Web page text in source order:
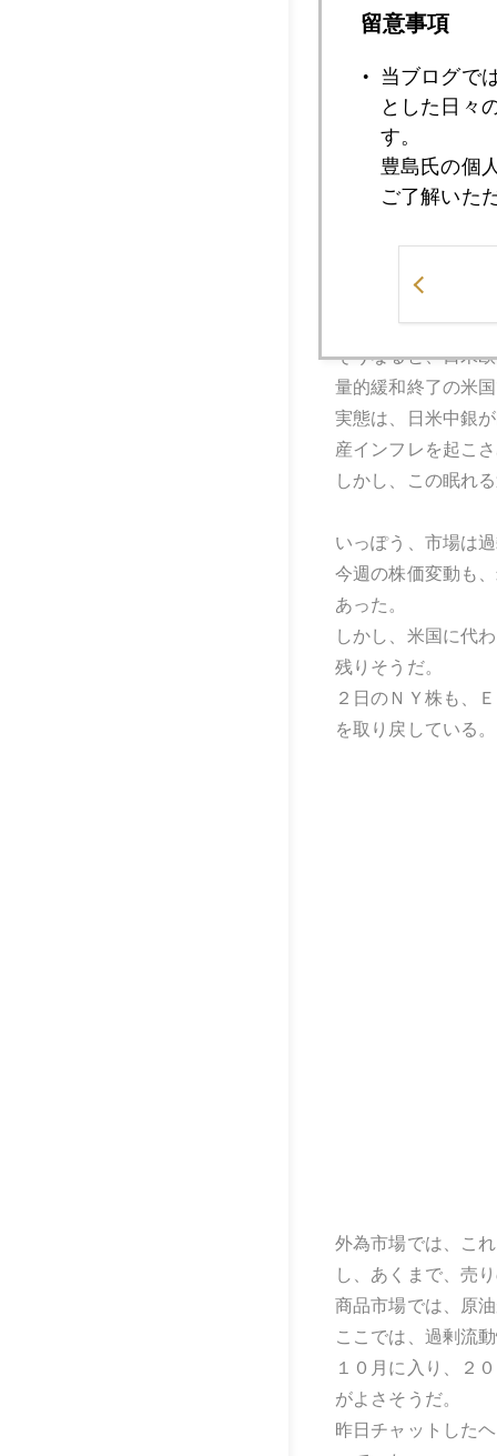
という仕組みだ。
しかし、市場は、
やはり、国債買い
しかし、ドイツ、
とはいえ、そのド
いずれ、本格量的
ドラギ総裁は、ま
図３も、ＥＣＢの
そうなると、日米
量的緩和終了の米
実態は、日米中銀
産インフレを起こ
しかし、この眠れ
いっぽう、市場は
今週の株価変動も
あった。
しかし、米国に代
残りそうだ。
２日のＮＹ株も、
を取り戻している。
外為市場では、こ
し、あくまで、売
商品市場では、原
ここでは、過剰流
１０月に入り、２
がよさそうだ。
昨日チャットした
留意事項
当ブログで
とした日々
す。
豊島氏の個
ご了解いた